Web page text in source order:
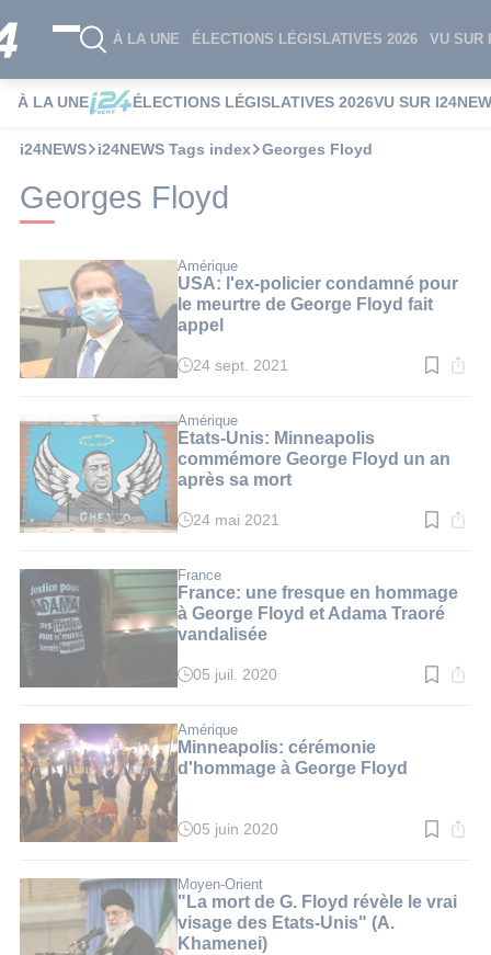
À LA UNE ÉLECTIONS LÉGISLATIVES 2026 VU SUR
À LA UNE ÉLECTIONS LÉGISLATIVES 2026VU SUR
i24NEWS i24NEWS Tags index Georges Floyd
Georges Floyd
Amérique
USA: l'ex-policier condamné pour
le meurtre de George Floyd fait
appel
Temps
:
2
min.
24 sept. 2021
Amérique
Etats-Unis: Minneapolis
commémore George Floyd un an
après sa mort
Temps
:
2
min.
24 mai 2021
France
France: une fresque en hommage
à George Floyd et Adama Traoré
vandalisée
Temps
:
2
min.
05 juil. 2020
Amérique
Minneapolis: cérémonie
d'hommage à George Floyd
Temps
:
3
min.
05 juin 2020
Moyen-Orient
"La mort de G. Floyd révèle le vrai
visage des Etats-Unis" (A.
Khamenei)